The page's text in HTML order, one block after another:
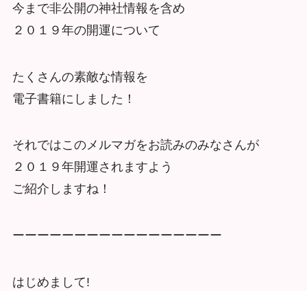
今まで非公開の神社情報を含め
２０１９年の開運について
たくさんの素敵な情報を
電子書籍にしました！
それではこのメルマガをお読みのみなさんが
２０１９年開運されますよう
ご紹介しますね！
ーーーーーーーーーーーーーーーーー
はじめまして!